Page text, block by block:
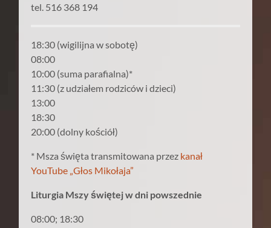
tel. 516 368 194
18:30 (wigilijna w sobotę)
08:00
10:00 (suma parafialna)*
11:30 (z udziałem rodziców i dzieci)
13:00
18:30
20:00 (dolny kościół)
* Msza święta transmitowana przez kanał
YouTube „Głos Mikołaja”
Liturgia Mszy świętej w dni powszednie
08:00; 18:30